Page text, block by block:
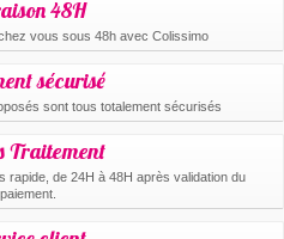
48H
vous sous 48h avec Colissimo
sécurisé
sont tous totalement sécurisés
Traitement
rapide, de 24H à 48H après validation du
paiement.